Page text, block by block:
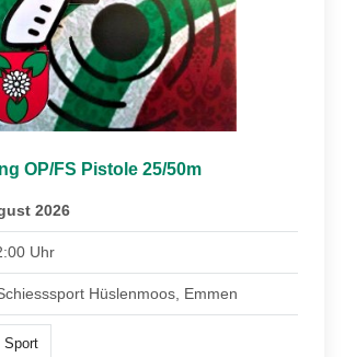
OP/FS Pistole 25/50m
2026
Uhr
Hüslenmoos, Emmen
Sport